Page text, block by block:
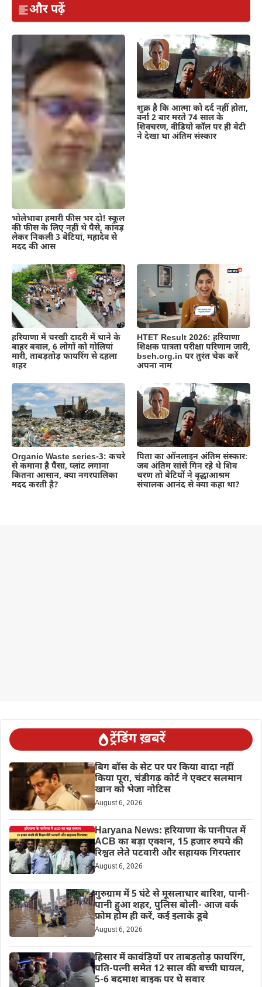
और पढ़ें
भोलेभाबा हमारी फीस भर दो! स्कूल
की फीस के लिए नहीं थे पैसे, कांवड़
लेकर निकली 3 बेटियां, महादेव से
मदद की आस
शुक्र है कि आत्मा को दर्द नहीं होता,
वर्ना 2 बार मरते 74 साल के
शिवचरण, वीडियो कॉल पर ही बेटी
ने देखा था अंतिम संस्कार
हरियाणा में चरखी दादरी में थाने के
बाहर बवाल, 6 लोगों को गोलियां
मारी, ताबड़तोड़ फायरिंग से दहला
शहर
HTET Result 2026: हरियाणा
शिक्षक पात्रता परीक्षा परिणाम जारी,
bseh.org.in पर तुरंत चेक करें
अपना नाम
Organic Waste series-3: कचरे
से कमाना है पैसा, प्लांट लगाना
कितना आसान, क्या नगरपालिका
मदद करती है?
पिता का ऑनलाइन अंतिम संस्कारः
जब अंतिम सांसें गिन रहे थे शिव
चरण तो बेटियों ने वृद्धाआश्रम
संचालक आनंद से क्या कहा था?
ट्रेंडिंग ख़बरें
बिग बॉस के सेट पर पर किया वादा नहीं
किया पूरा, चंडीगढ़ कोर्ट ने एक्टर सलमान
खान को भेजा नोटिस
August 6, 2026
Haryana News: हरियाणा के पानीपत में
ACB का बड़ा एक्शन, 15 हजार रुपये की
रिश्वत लेते पटवारी और सहायक गिरफ्तार
August 6, 2026
गुरुग्राम में 5 घंटे से मूसलाधार बारिश, पानी-
पानी हुआ शहर, पुलिस बोली- आज वर्क
फ्रोम होम ही करें, कई इलाके डूबे
August 6, 2026
हिसार में कावंड़ियों पर ताबड़तोड़ फायरिंग,
पति-पत्नी समेत 12 साल की बच्ची घायल,
5-6 बदमाश बाइक पर थे सवार